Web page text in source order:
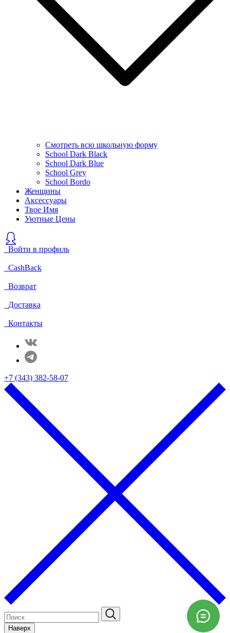
Смотреть всю школьную форму
School Dark Black
School Dark Blue
School Grey
School Bordo
Женщины
Аксессуары
Твое Имя
Уютные Цены
Войти в профиль
CashBack
Возврат
Доставка
Контакты
+7 (343) 382-58-07
Наверх